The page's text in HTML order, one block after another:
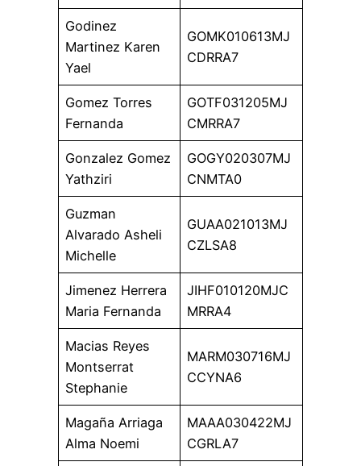
Godinez
Martinez Karen
Yael
GOMK010613MJ
CDRRA7
Gomez Torres
Fernanda
GOTF031205MJ
CMRRA7
Gonzalez Gomez
Yathziri
GOGY020307MJ
CNMTA0
Guzman
Alvarado Asheli
Michelle
GUAA021013MJ
CZLSA8
Jimenez Herrera
Maria Fernanda
JIHF010120MJC
MRRA4
Macias Reyes
Montserrat
Stephanie
MARM030716MJ
CCYNA6
Magaña Arriaga
Alma Noemi
MAAA030422MJ
CGRLA7